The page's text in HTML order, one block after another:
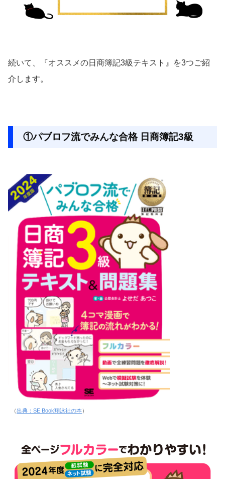
続いて、『オススメの日商簿記3級テキスト』を3つご紹
介します。
①パブロフ流でみんな合格 日商簿記3級
（出典：SE Book翔泳社の本）